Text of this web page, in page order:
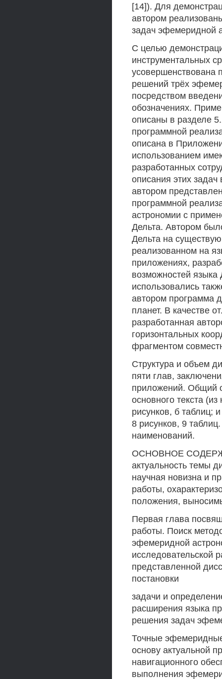
[14]). Для
автором
задач эфемеридной
С целью
инструментальных
усовершенствована
решений трёх
посредством
обозначениях.
описаны в разделе
программной
описана в
использованием
разработанных
описания этих
автором
программной
астрономии с
Дельта. Автором
Дельта на
реализованном на
приложениях,
возможностей языка
использовались
автором программа
планет. В качестве
разработанная
горизонтальных
фрагментом
Структура и объем
пяти глав,
приложений. Общий
основного текста
рисунков, б таблиц;
8 рисунков, 9
наименований.
ОСНОВНОЕ
актуальность темы
научная новизна и
работы,
положения,
Первая глава
работы. Поиск
эфемеридной
исследовательской
представленной
постановки
задачи и
расширения языка
решения задач
Точные
основу актуальной
навигационного
выполнения